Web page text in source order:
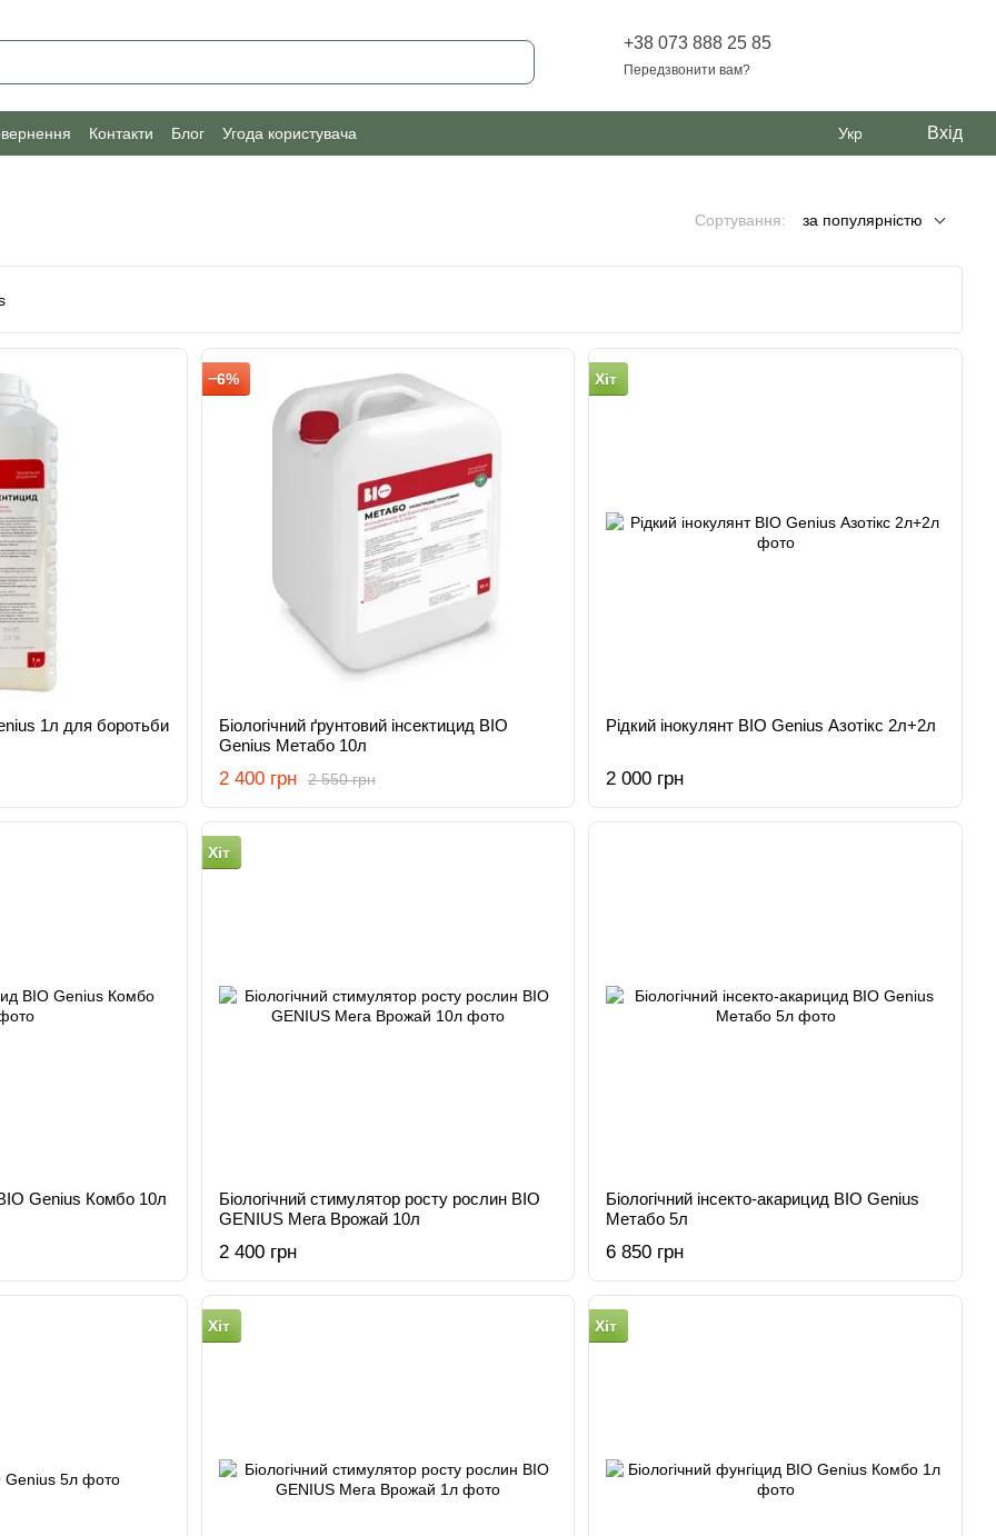
+38 073 888 25 85
Передзвонити вам?
Контакти Блог Угода користувача Укр Вхід
Сортування: за популярністю
1л для боротьби
−6%
Біологічний ґрунтовий інсектицид BIO
Genius Метабо 10л
2 550 грн
2 400 грн
Хіт
Рідкий інокулянт BIO Genius Азотікс 2л+2л
2 000 грн
Genius Комбо 10л
Хіт
Біологічний стимулятор росту рослин BIO
GENIUS Мега Врожай 10л
2 400 грн
Біологічний інсекто-акарицид BIO Genius
Метабо 5л
6 850 грн
Хіт Хіт